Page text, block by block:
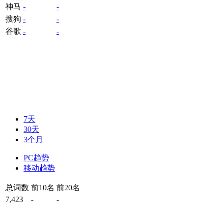
神马 -
-
搜狗 -
-
谷歌 - -
7天
30天
3个月
PC趋势
移动趋势
总词数 前10名 前20名
7,423
-
-